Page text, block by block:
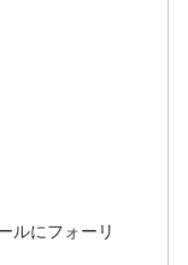
ルにフォーリ